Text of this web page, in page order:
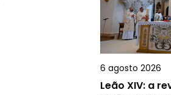
6 agosto 2026
Leão XIV: a